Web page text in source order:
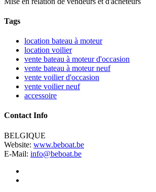
Tags
location bateau à moteur
location voilier
vente bateau à moteur d'occasion
vente bateau à moteur neuf
vente voilier d'occasion
vente voilier neuf
accessoire
Contact Info
BELGIQUE
Website: www.beboat.be
E-Mail: info@beboat.be